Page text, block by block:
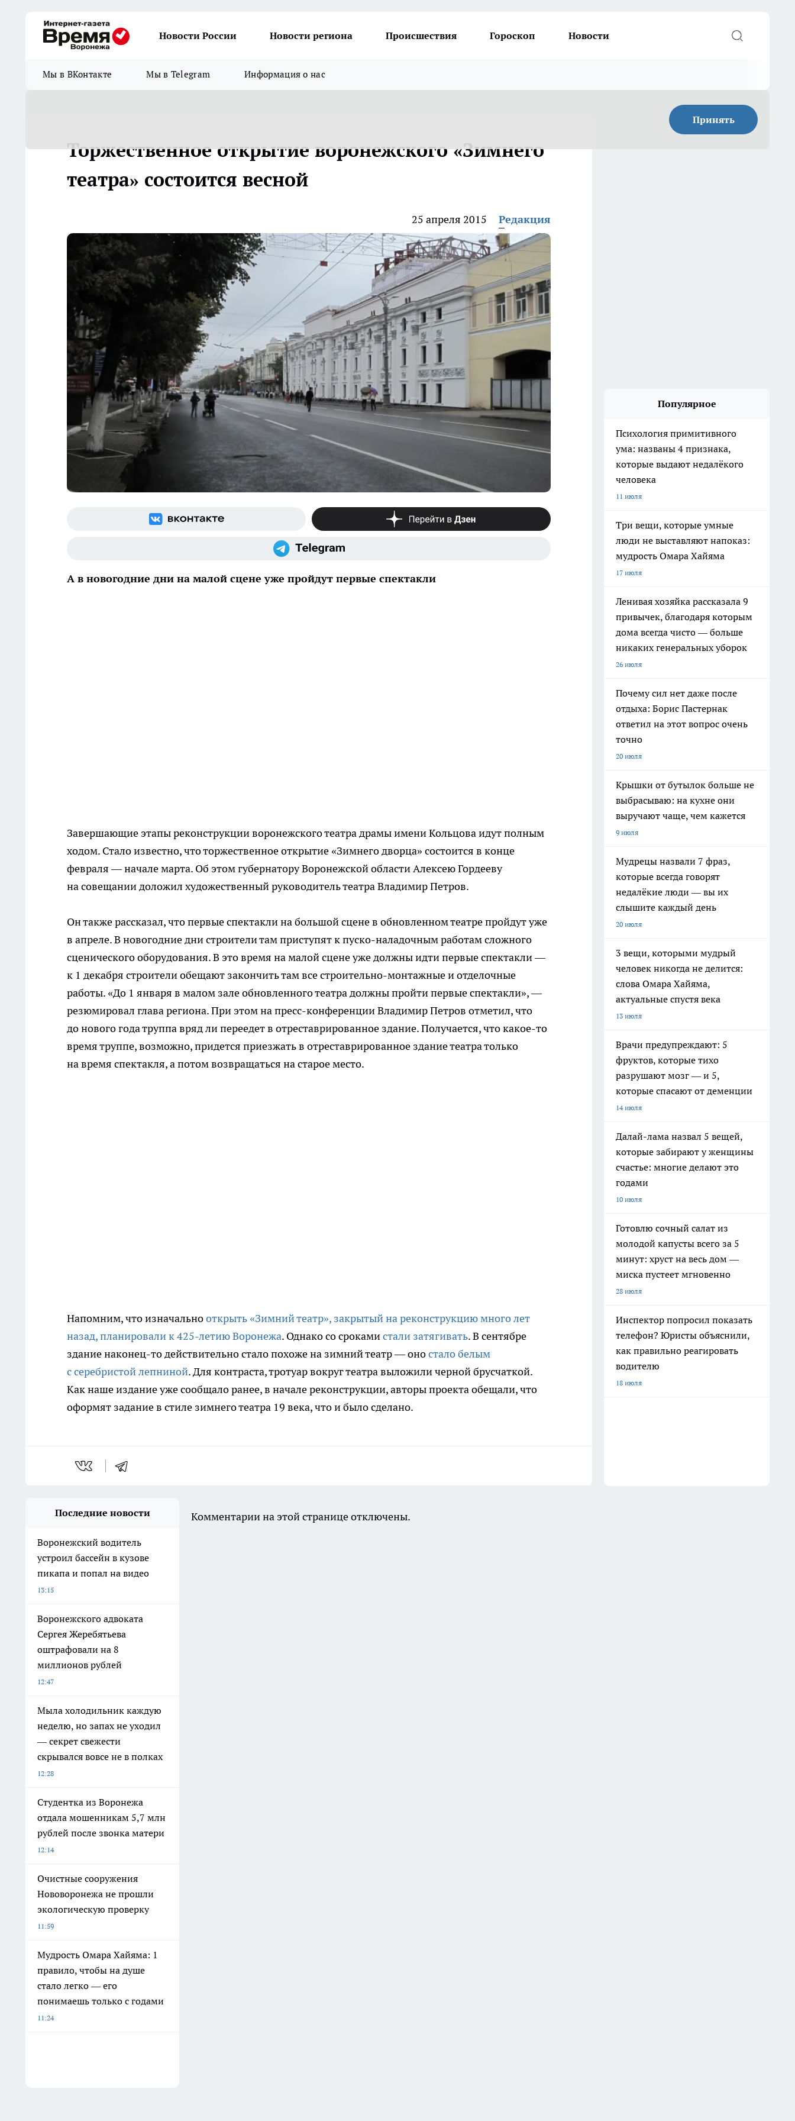
Новости России Новости региона Происшествия Гороскоп Новости
Мы в ВКонтакте Мы в Telegram Информация о нас
Принять
Торжественное открытие воронежского «Зимнего
театра» состоится весной
25 апреля 2015 Редакция
А в новогодние дни на малой сцене уже пройдут первые спектакли
Завершающие этапы реконструкции воронежского театра драмы имени Кольцова идут полным
ходом. Стало известно, что торжественное открытие «Зимнего дворца» состоится в конце
февраля — начале марта. Об этом губернатору Воронежской области Алексею Гордееву
на совещании доложил художественный руководитель театра Владимир Петров.
Он также рассказал, что первые спектакли на большой сцене в обновленном театре пройдут уже
в апреле. В новогодние дни строители там приступят кпуско-наладочнымработам сложного
сценического оборудования. В это время на малой сцене уже должны идти первые спектакли —
к 1 декабря строители обещают закончить там всестроительно-монтажныеи отделочные
работы. «До 1 января в малом зале обновленного театра должны пройти первые спектакли», —
резюмировал глава региона. При этом напресс-конференцииВладимир Петров отметил, что
до нового года труппа вряд ли переедет в отреставрированное здание. Получается, чтокакое-то
время труппе, возможно, придется приезжать в отреставрированное здание театра только
на время спектакля, а потом возвращаться на старое место.
Напомним, что изначальнооткрыть «Зимний театр», закрытый на реконструкцию много лет
назад, планировали к425-летиюВоронежа. Однако со срокамистали затягивать. В сентябре
зданиенаконец-тодействительно стало похоже на зимний театр — оностало белым
с серебристой лепниной. Для контраста, тротуар вокруг театра выложили черной брусчаткой.
Как наше издание уже сообщало ранее, в начале реконструкции, авторы проекта обещали, что
оформят задание в стиле зимнего театра 19 века, что и было сделано.
Популярное
Психология примитивного
ума: названы 4 признака,
которые выдают недалёкого
человека
11 июля
Три вещи, которые умные
люди не выставляют напоказ:
мудрость Омара Хайяма
17 июля
Ленивая хозяйка рассказала 9
привычек, благодаря которым
дома всегда чисто — больше
никаких генеральных уборок
26 июля
Почему сил нет даже после
отдыха: Борис Пастернак
ответил на этот вопрос очень
точно
20 июля
Крышки от бутылок больше не
выбрасываю: на кухне они
выручают чаще, чем кажется
9 июля
Мудрецы назвали 7 фраз,
которые всегда говорят
недалёкие люди — вы их
слышите каждый день
20 июля
3 вещи, которыми мудрый
человек никогда не делится:
слова Омара Хайяма,
актуальные спустя века
13 июля
Врачи предупреждают: 5
фруктов, которые тихо
разрушают мозг — и 5,
которые спасают от деменции
14 июля
Далай-лама назвал 5 вещей,
которые забирают у женщины
счастье: многие делают это
годами
10 июля
Готовлю сочный салат из
молодой капусты всего за 5
минут: хруст на весь дом —
миска пустеет мгновенно
28 июля
Инспектор попросил показать
телефон? Юристы объяснили,
как правильно реагировать
водителю
18 июля
Последние новости
Воронежский водитель
устроил бассейн в кузове
пикапа и попал на видео
13:15
Воронежского адвоката
Сергея Жеребятьева
оштрафовали на 8
миллионов рублей
12:47
Мыла холодильник каждую
неделю, но запах не уходил
— секрет свежести
скрывался вовсе не в полках
12:28
Студентка из Воронежа
отдала мошенникам 5,7 млн
рублей после звонка матери
12:14
Очистные сооружения
Нововоронежа не прошли
экологическую проверку
11:59
Мудрость Омара Хайяма: 1
правило, чтобы на душе
стало легко — его
понимаешь только с годами
11:24
Комментарии на этой странице отключены.